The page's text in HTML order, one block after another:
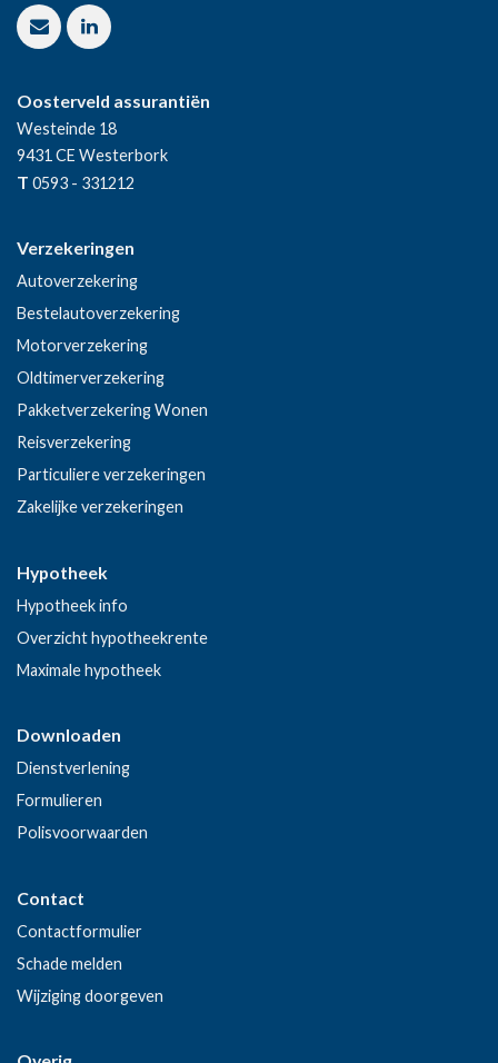
Oosterveld assurantiën
Westeinde 18
9431 CE Westerbork
T 0593 - 331212
Verzekeringen
Autoverzekering
Bestelautoverzekering
Motorverzekering
Oldtimerverzekering
Pakketverzekering Wonen
Reisverzekering
Particuliere verzekeringen
Zakelijke verzekeringen
Hypotheek
Hypotheek info
Overzicht hypotheekrente
Maximale hypotheek
Downloaden
Dienstverlening
Formulieren
Polisvoorwaarden
Contact
Contactformulier
Schade melden
Wijziging doorgeven